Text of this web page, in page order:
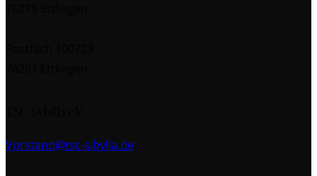
Vorstand@tsc-sibylla.de